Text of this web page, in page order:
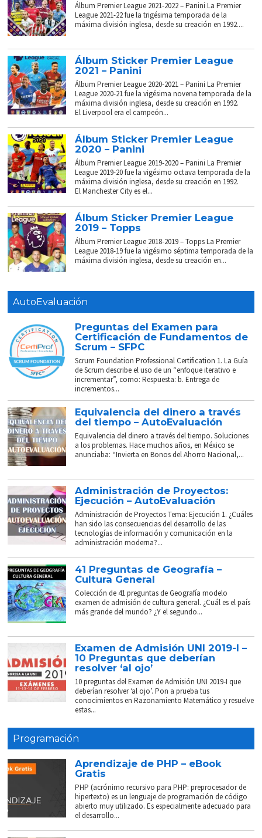
Álbum Premier League 2021-2022 – Panini La Premier
League 2021-22 fue la trigésima temporada de la
máxima división inglesa, desde su creación en 1992....
Álbum Sticker Premier League
2021 – Panini
Álbum Premier League 2020-2021 – Panini La Premier
League 2020-21 fue la vigésima novena temporada de la
máxima división inglesa, desde su creación en 1992.
El Liverpool era el campeón...
Álbum Sticker Premier League
2020 – Panini
Álbum Premier League 2019-2020 – Panini La Premier
League 2019-20 fue la vigésimo octava temporada de la
máxima división inglesa, desde su creación en 1992.
El Manchester City es el...
Álbum Sticker Premier League
2019 – Topps
Álbum Premier League 2018-2019 – Topps La Premier
League 2018-19 fue la vigésimo séptima temporada de la
máxima división inglesa, desde su creación en...
AutoEvaluación
Preguntas del Examen para
Certificación de Fundamentos de
Scrum – SFPC
Scrum Foundation Professional Certification 1. La Guía
de Scrum describe el uso de un “enfoque iterativo e
incrementar”, como: Respuesta: b. Entrega de
incrementos...
Equivalencia del dinero a través
del tiempo – AutoEvaluación
Equivalencia del dinero a través del tiempo. Soluciones
a los problemas. Hace muchos años, en México se
anunciaba: “Invierta en Bonos del Ahorro Nacional,...
Administración de Proyectos:
Ejecución – AutoEvaluación
Administración de Proyectos Tema: Ejecución 1. ¿Cuáles
han sido las consecuencias del desarrollo de las
tecnologías de información y comunicación en la
administración moderna?...
41 Preguntas de Geografía –
Cultura General
Colección de 41 preguntas de Geografía modelo
examen de admisión de cultura general. ¿Cuál es el país
más grande del mundo? ¿Y el segundo...
Examen de Admisión UNI 2019-I –
10 Preguntas que deberían
resolver ‘al ojo’
10 preguntas del Examen de Admisión UNI 2019-I que
deberían resolver ‘al ojo’. Pon a prueba tus
conocimientos en Razonamiento Matemático y resuelve
estas...
Programación
Aprendizaje de PHP – eBook
Gratis
PHP (acrónimo recursivo para PHP: preprocesador de
hipertexto) es un lenguaje de programación de código
abierto muy utilizado. Es especialmente adecuado para
el desarrollo...